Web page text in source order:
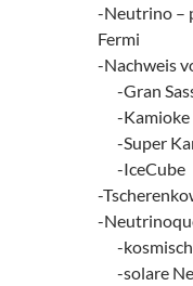
-Neutrino –
Fermi
-Nachweis
-Gran
-Kamioke
-Super
-IceCube
-
-
-
-solare